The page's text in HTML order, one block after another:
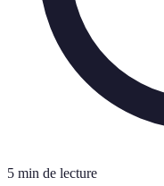
5 min de lecture